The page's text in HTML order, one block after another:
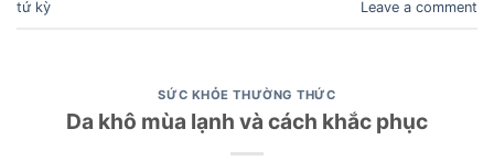
tứ kỳ
Leave a comment
SỨC KHỎE THƯỜNG THỨC
Da khô mùa lạnh và cách khắc phục